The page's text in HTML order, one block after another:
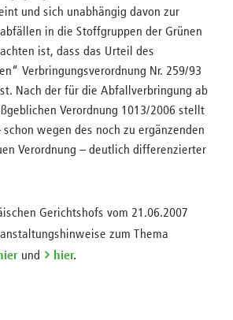
und sich unabhängig davon zur
in die Stoffgruppen der Grünen
ist, dass das Urteil des
Verbringungsverordnung Nr. 259/93
Nach der für die Abfallverbringung ab
Verordnung 1013/2006 stellt
wegen des noch zu ergänzenden
Verordnung – deutlich differenzierter
Gerichtshofs vom 21.06.2007
zum Thema
hier und hier.